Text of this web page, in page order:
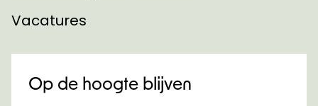
Vacatures
Op de hoogte blijven